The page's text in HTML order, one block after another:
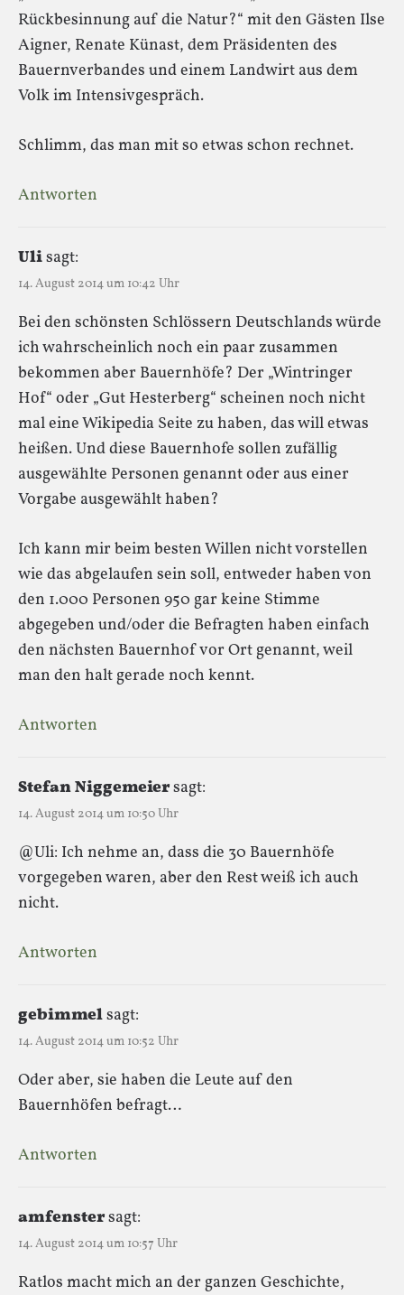
Rückbesinnung auf die Natur?“ mit den Gästen Ilse
Aigner, Renate Künast, dem Präsidenten des
Bauernverbandes und einem Landwirt aus dem
Volk im Intensivgespräch.
Schlimm, das man mit so etwas schon rechnet.
Antworten
Ulisagt:
14. August 2014 um 10:42 Uhr
Bei den schönsten Schlössern Deutschlands würde
ich wahrscheinlich noch ein paar zusammen
bekommen aber Bauernhöfe? Der „Wintringer
Hof“ oder „Gut Hesterberg“ scheinen noch nicht
mal eine Wikipedia Seite zu haben, das will etwas
heißen. Und diese Bauernhofe sollen zufällig
ausgewählte Personen genannt oder aus einer
Vorgabe ausgewählt haben?
Ich kann mir beim besten Willen nicht vorstellen
wie das abgelaufen sein soll, entweder haben von
den 1.000 Personen 950 gar keine Stimme
abgegeben und/oder die Befragten haben einfach
den nächsten Bauernhof vor Ort genannt, weil
man den halt gerade noch kennt.
Antworten
Stefan Niggemeiersagt:
14. August 2014 um 10:50 Uhr
@Uli: Ich nehme an, dass die 30 Bauernhöfe
vorgegeben waren, aber den Rest weiß ich auch
nicht.
Antworten
gebimmelsagt:
14. August 2014 um 10:52 Uhr
Oder aber, sie haben die Leute auf den
Bauernhöfen befragt…
Antworten
amfenstersagt:
14. August 2014 um 10:57 Uhr
Ratlos macht mich an der ganzen Geschichte,